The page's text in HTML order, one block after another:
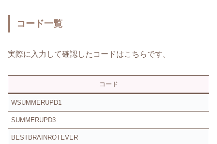
コード一覧
実際に入力して確認したコードはこちらです。
コード
WSUMMERUPD1
SUMMERUPD3
BESTBRAINROTEVER